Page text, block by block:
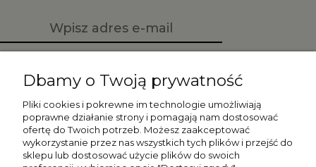
Moje konto
Dbamy o Twoją prywatność
Pliki cookies i pokrewne im technologie umożliwiają
poprawne działanie strony i pomagają nam dostosować
ofertę do Twoich potrzeb. Możesz zaakceptować
wykorzystanie przez nas wszystkich tych plików i przejść do
sklepu lub dostosować użycie plików do swoich